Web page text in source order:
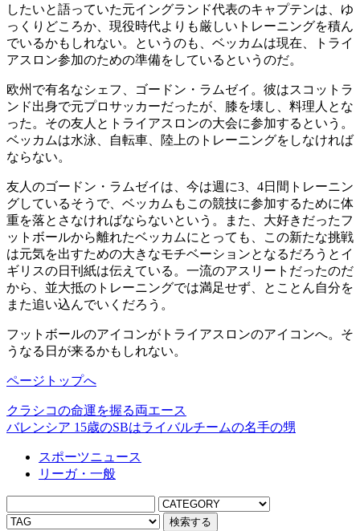
したいと語っていた元イングランド代表のキャプテンは、ゆ
っくりどころか、現役時代よりも厳しいトレーニングを積ん
でいるかもしれない。というのも、ベッカムは現在、トライ
アスロン参加のための準備をしているというのだ。
欧州で有名なシェフ、ゴードン・ラムゼイ。彼はスコットラ
ンド出身で元プロサッカーだったが、膝を壊し、料理人とな
った。その友人とトライアスロンの大会に参加するという。
ベッカムは水泳、自転車、陸上のトレーニングをしなければ
ならない。
友人のゴードン・ラムゼイは、今は週に3、4日間トレーニン
グしているそうで、ベッカムもこの競技に参加するために体
重を落とさなければならないという。また、大好きだったフ
ットボールから離れたベッカムにとっても、この新たな挑戦
は元気を出すための大きなモチベーションとなるだろうとイ
ギリスの日刊紙は伝えている。一流のアスリートだったのだ
から、並大抵のトレーニングでは満足せず、とことん自分を
また追い込んでいくだろう。
フットボールのアイコンがトライアスロンのアイコンへ。そ
うなる日が来るかもしれない。
ページトップへ
クラシコの命運を握る両エース
バレンシア 15歳のSBはライバルチームの名手の甥
スポーツニュース
リーガ・一般